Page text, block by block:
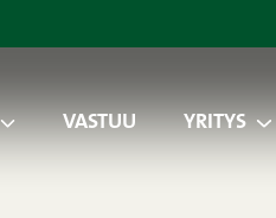
VASTUU YRITYS